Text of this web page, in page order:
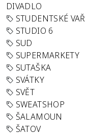
DIVADLO
STUDENTSKÉ
STUDIO 6
SUD
SUPERMARKETY
SUTAŠKA
SVÁTKY
SVĚT
SWEATSHOP
ŠALAMOUN
ŠATOV